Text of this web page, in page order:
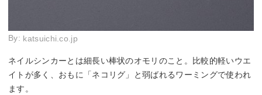
By: katsuichi.co.jp
ネイルシンカーとは細長い棒状のオモリのこと。比較的軽いウエ
イトが多く、おもに「ネコリグ」と弱ばれるワーミングで使われ
ます。